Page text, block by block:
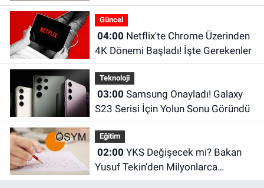
Passat Fiyatları
Güncel
04:00
4K Dönemi Başladı! İşte Gerekenler
Teknoloji
03:00
S23 Serisi İçin Yolun Sonu Göründü
Eğitim
02:00
Yusuf Tekin’den Milyonlarca
Öğrenciyi İlgilendiren Açıklama